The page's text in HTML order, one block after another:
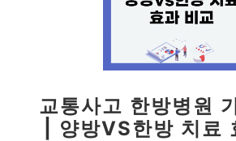
교통사고 한방병원
| 양방VS한방 치료